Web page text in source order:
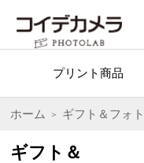
プリント商品
ホーム ギフト＆フォ
ギフト＆